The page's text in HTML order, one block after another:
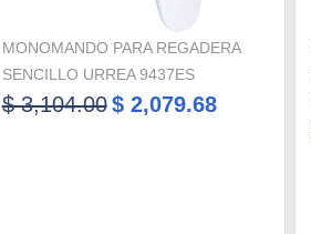
MONOMANDO PARA REGADERA
SENCILLO URREA 9437ES
$ 3,104.00 $ 2,079.68